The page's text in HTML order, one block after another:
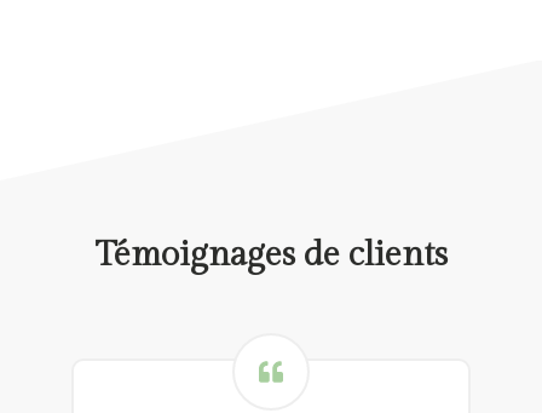
Témoignages de clients